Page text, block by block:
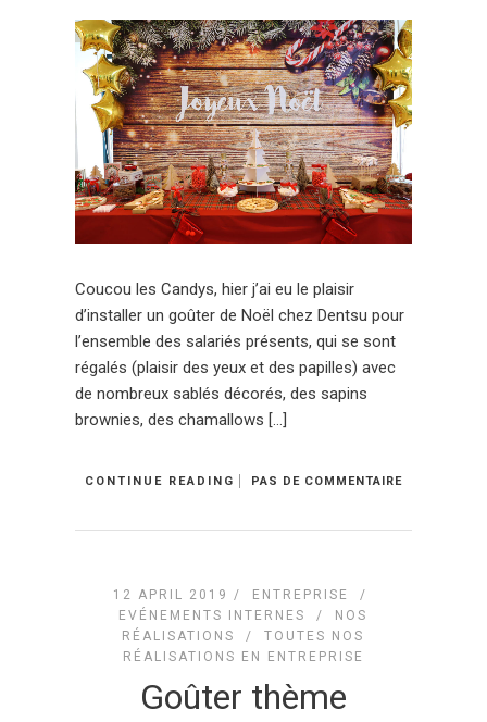
Coucou les Candys, hier j’ai eu le plaisir
d’installer un goûter de Noël chez Dentsu pour
l’ensemble des salariés présents, qui se sont
régalés (plaisir des yeux et des papilles) avec
de nombreux sablés décorés, des sapins
brownies, des chamallows […]
CONTINUE READING PAS DE COMMENTAIRE
12 APRIL 2019 / ENTREPRISE
/
EVÉNEMENTS INTERNES
/ NOS
RÉALISATIONS
/TOUTES NOS
RÉALISATIONS EN ENTREPRISE
Goûter thème